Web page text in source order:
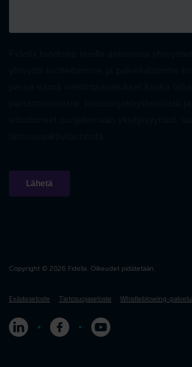
Copyright © 2026 Fidelix. Oikeudet pidätetään.
Evästeseloste Tietosuojaseloste Whistleblowing-palvelu